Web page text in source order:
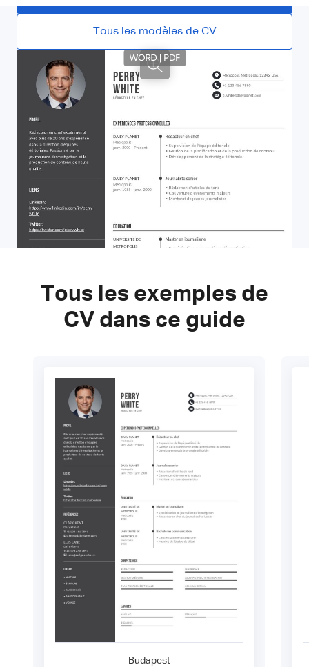
Tous les modèles de CV
Tous les exemples de
CV dans ce guide
Budapest